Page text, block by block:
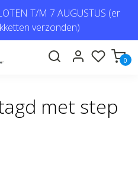
T/M 7 AUGUSTUS (er
verzonden)
0
met step